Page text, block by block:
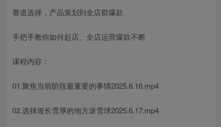
赛道选择，产品策划到全店群爆款
手把手教你如何起店、全店运营爆款不断
课程内容：
01.聚焦当前阶段最重要的事情2025.6.16.mp4
02.选择坡长雪厚的地方滚雪球2025.6.17.mp4